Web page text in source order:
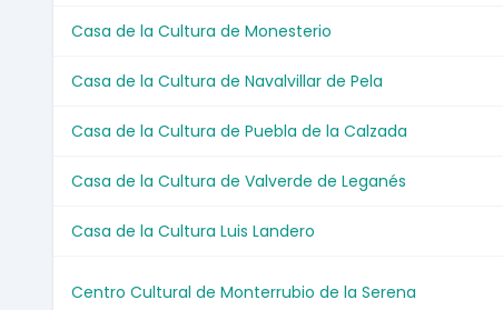
Casa de la Cultura de Monesterio
Casa de la Cultura de Navalvillar de Pela
Casa de la Cultura de Puebla de la Calzada
Casa de la Cultura de Valverde de Leganés
Casa de la Cultura Luis Landero
Centro Cultural de Monterrubio de la Serena